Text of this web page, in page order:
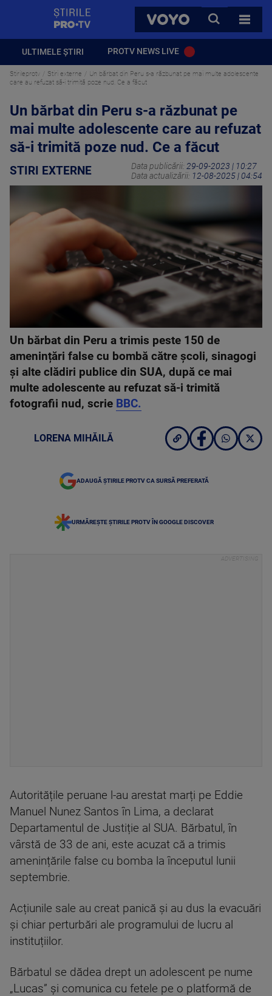
VOYO
CAUTA
TOATE
ULTIMELE ȘTIRI PROTV NEWS LIVE
Stirileprotv Stiri externe
Un bărbat din Peru s-a răzbunat pe mai multe adolescente
care au refuzat să-i trimită poze nud. Ce a făcut
Un bărbat din Peru s-a răzbunat pe
mai multe adolescente care au refuzat
să-i trimită poze nud. Ce a făcut
STIRI EXTERNE Data publicării: 29-09-2023 | 10:27
Data actualizării: 12-08-2025 | 04:54
Un bărbat din Peru a trimis peste 150 de
amenințări false cu bombă către școli, sinagogi
și alte clădiri publice din SUA, după ce mai
multe adolescente au refuzat să-i trimită
fotografii nud, scrie BBC.
LORENA MIHĂILĂ
ADAUGĂ ȘTIRILE PROTV CA SURSĂ PREFERATĂ
URMĂREȘTE ȘTIRILE PROTV ÎN GOOGLE DISCOVER
Autoritățile peruane l-au arestat marți pe Eddie
Manuel Nunez Santos în Lima, a declarat
Departamentul de Justiție al SUA. Bărbatul, în
vârstă de 33 de ani, este acuzat că a trimis
amenințările false cu bomba la începutul lunii
septembrie.
Acțiunile sale au creat panică și au dus la evacuări
și chiar perturbări ale programului de lucru al
instituțiilor.
Bărbatul se dădea drept un adolescent pe nume
„Lucas” și comunica cu fetele pe o platformă de